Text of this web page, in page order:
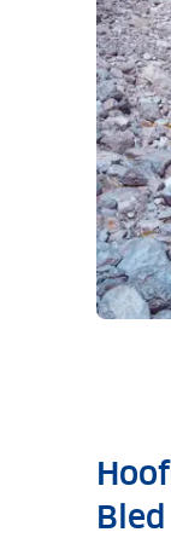
Bled